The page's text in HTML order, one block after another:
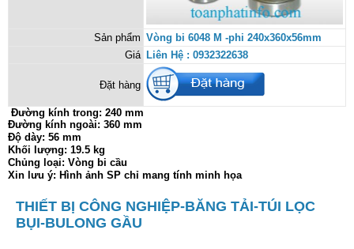
Sản phẩm Vòng bi 6048 M -phi 240x360x56mm
Giá Liên Hệ : 0932322638
Đặt hàng
Đường kính trong: 240 mm
Đường kính ngoài: 360 mm
Độ dày: 56 mm
Khối lượng: 19.5 kg
Chủng loại: Vòng bi cầu
Xin lưu ý: Hình ảnh SP chỉ mang tính minh họa
THIẾT BỊ CÔNG NGHIỆP-BĂNG TẢI-TÚI LỌC
BỤI-BULONG GẦU